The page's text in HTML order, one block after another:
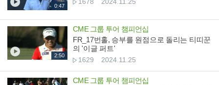
0:47
2:50
CME 그룹 투어 챔피언십
FR_17번홀, 승부를 원점으로 돌리는 티띠꾼
의 '이글 퍼트'
1629 2024.11.25
CME 그룹 투어 챔피언십